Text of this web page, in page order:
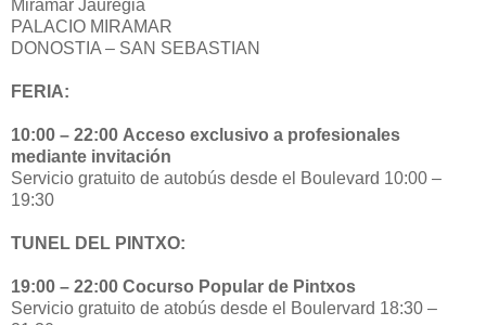
Miramar Jauregia
PALACIO MIRAMAR
DONOSTIA – SAN SEBASTIAN
FERIA:
10:00 – 22:00 Acceso exclusivo a profesionales
mediante invitación
Servicio gratuito de autobús desde el Boulevard 10:00 –
19:30
TUNEL DEL PINTXO:
19:00 – 22:00 Cocurso Popular de Pintxos
Servicio gratuito de atobús desde el Boulervard 18:30 –